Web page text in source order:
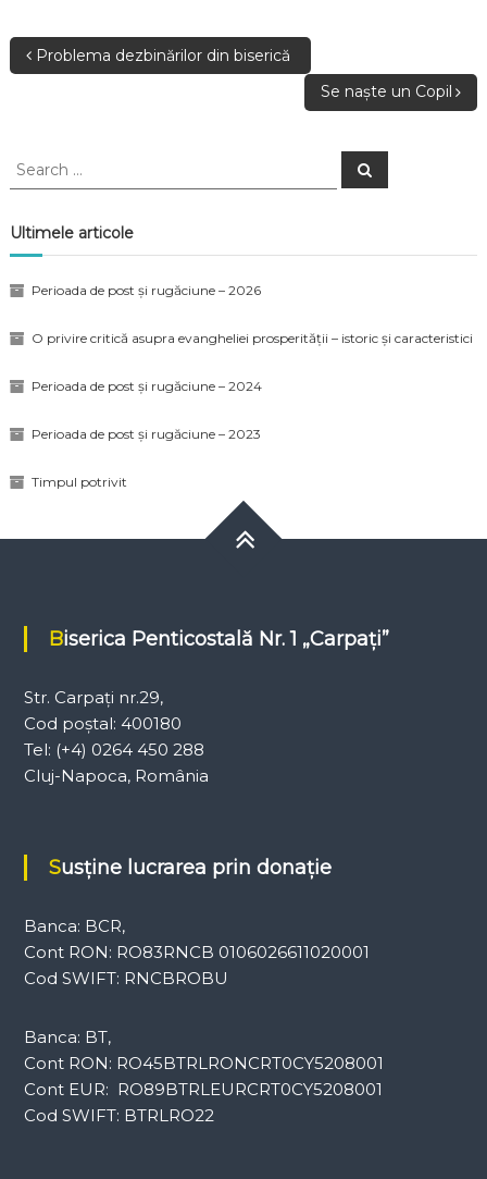
Problema dezbinărilor din biserică
Se naște un Copil
Ultimele articole
Perioada de post și rugăciune – 2026
O privire critică asupra evangheliei prosperității – istoric și caracteristici
Perioada de post și rugăciune – 2024
Perioada de post și rugăciune – 2023
Timpul potrivit
Biserica Penticostală Nr. 1 „Carpați”
Str. Carpați nr.29,
Cod poștal: 400180
Tel: (+4) 0264 450 288
Cluj-Napoca, România
Susține lucrarea prin donație
Banca: BCR,
Cont RON: RO83RNCB 0106026611020001
Cod SWIFT: RNCBROBU
Banca: BT,
Cont RON: RO45BTRLRONCRT0CY5208001
Cont EUR: RO89BTRLEURCRT0CY5208001
Cod SWIFT: BTRLRO22